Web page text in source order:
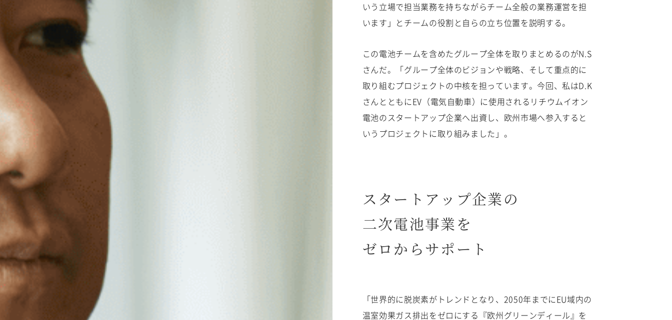
METALEXを知る
はじめに知る住商メタレックス
こんなところにMETALEX
想いを知る
METALEX TALK 01 先輩・後輩
企業情報 採用情報
いう立場で担当業務を持ちながらチーム全般の業務運営を担
います」とチームの役割と自らの立ち位置を説明する。
この電池チームを含めたグループ全体を取りまとめるのがN.S
さんだ。「グループ全体のビジョンや戦略、そして重点的に
取り組むプロジェクトの中核を担っています。今回、私はD.K
さんとともにEV（電気自動車）に使用されるリチウムイオン
電池のスタートアップ企業へ出資し、欧州市場へ参入すると
いうプロジェクトに取り組みました」。
スタートアップ企業の
二次電池事業を
ゼロからサポート
「世界的に脱炭素がトレンドとなり、2050年までにEU域内の
温室効果ガス排出をゼロにする『欧州グリーンディール』を